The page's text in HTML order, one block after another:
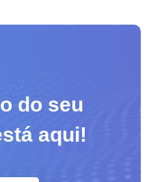
do seu
aqui!